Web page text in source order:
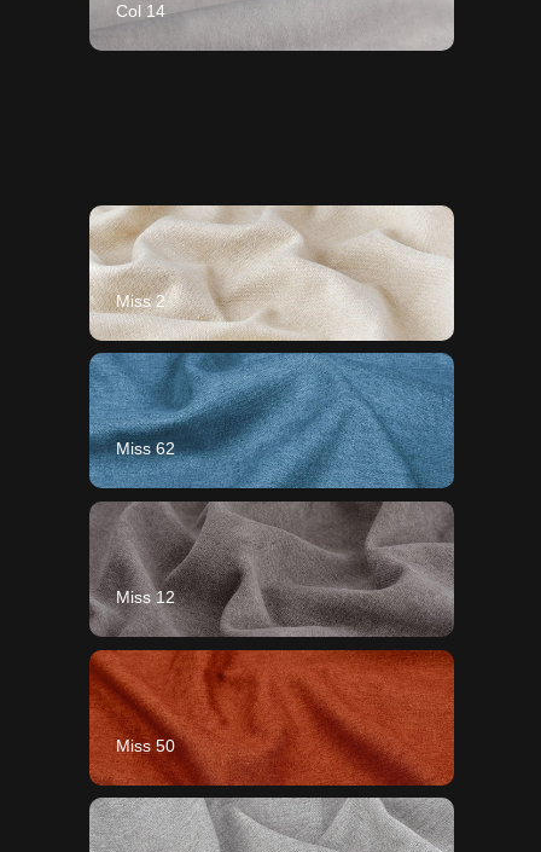
Col 14
Miss 2
Miss 62
Miss 12
Miss 50